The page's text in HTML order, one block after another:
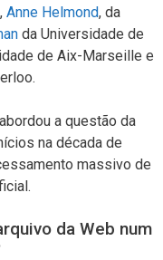
Anne Helmond, da
da Universidade de
de Aix-Marseille e
abordou a questão da
na década de
massivo de
da Web num